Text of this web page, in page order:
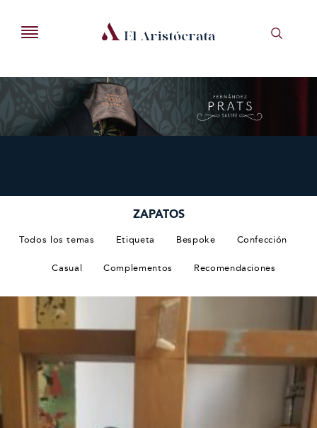
ZAPATOS
Todos los temas Etiqueta Bespoke Confección
Casual Complementos Recomendaciones